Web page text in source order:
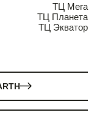
ТЦ Мега
ТЦ Планета
ТЦ Экватор